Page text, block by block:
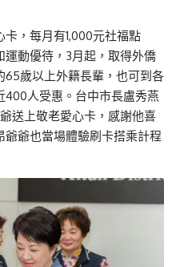
，每月有1,000元社福點
動優待，3月起，取得外僑
歲以上外籍長輩，也可到各
400人受惠。台中市長盧秀燕
送上敬老愛心卡，感謝他喜
爺也當場體驗刷卡搭乘計程